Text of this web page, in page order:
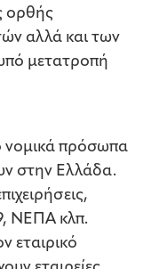
ορθής
αλλά και των
μετατροπή
νομικά πρόσωπα
στην Ελλάδα.
ΝΕΠΑ κλπ.
εταιρικό